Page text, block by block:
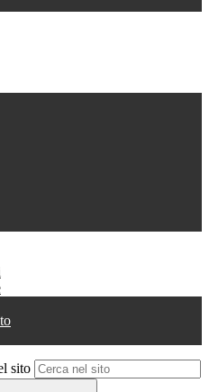
sito